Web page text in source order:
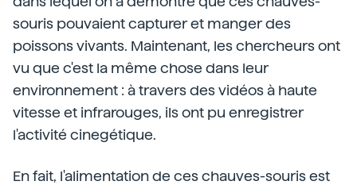
souris pouvaient capturer et manger des
poissons vivants. Maintenant, les chercheurs ont
vu que c'est la même chose dans leur
environnement : à travers des vidéos à haute
vitesse et infrarouges, ils ont pu enregistrer
l'activité cinegétique.
En fait, l'alimentation de ces chauves-souris est